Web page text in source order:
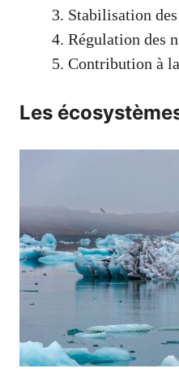
Stabilisation
Régulation des
Contribution à
Les